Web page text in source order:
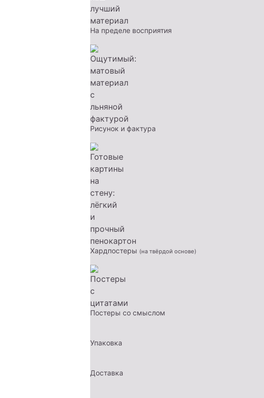
На пределе восприятия
Рисунок и фактура
Хардпостеры (на твёрдой основе)
Постеры со смыслом
Упаковка
Доставка